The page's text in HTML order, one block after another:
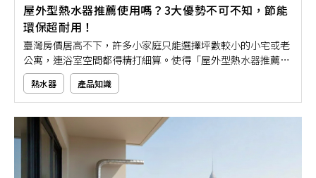
屋外型熱水器推薦使用嗎？3大優勢不可不知，節能
環保超耐用！
臺灣房價居高不下，許多小家庭只能選擇坪數較小的小宅或老
公寓，連浴室空間都得精打細算。使得「屋外型熱水器推薦使
用嗎？」成為不少人關心的話題。但你知道屋外型熱水器優點
多多，除了可以省空間之外，就連節能減碳與安全的防護設計
都很到位。如果你也是居家生活空間有限的家庭，那就特別推
薦安裝屋外型熱水器，幫助你輕鬆打造舒適又安全的小宅生
熱水器 產品知識